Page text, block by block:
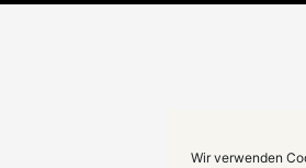
Wir verwenden